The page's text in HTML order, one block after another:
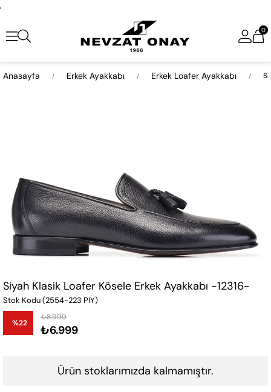
,
0
Anasayfa Erkek Ayakkabı Erkek Loafer Ayakkabı
Siyah Klasik Loafer Kösele Erkek Ayakkabı -12316-
Stok Kodu(2554-223 PIY)
%22
İndirim
₺8.999
₺6.999
Ürün stoklarımızda kalmamıştır.